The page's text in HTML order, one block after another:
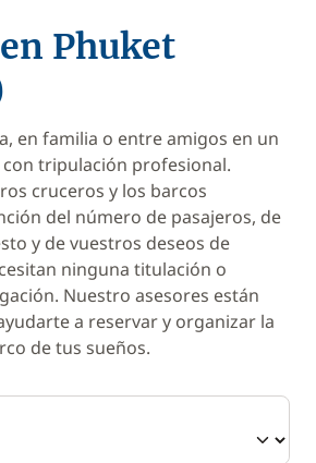
Phuket
en familia o entre amigos en un
tripulación profesional.
cruceros y los barcos
del número de pasajeros, de
y de vuestros deseos de
ninguna titulación o
Nuestro asesores están
a reservar y organizar la
de tus sueños.